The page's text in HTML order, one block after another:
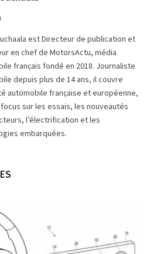
LinkedIn
est Directeur de publication et
en chef de MotorsActu, média
français fondé en 2018. Journaliste
depuis plus de 14 ans, il couvre
automobile française et européenne,
sur les essais, les nouveautés
l’électrification et les
embarquées.